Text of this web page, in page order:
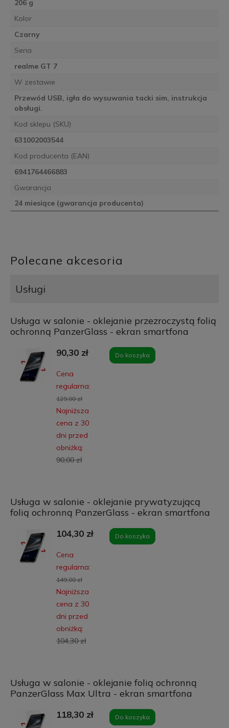
206 g
Kolor
Czarny
Seria
realme GT 7
W zestawie
Przewód USB, igła do wysuwania tacki sim, instrukcja
obsługi.
Kod sklepu (SKU)
631002003544
Kod producenta (EAN)
6941764466883
Gwarancja
24 miesiące (gwarancja producenta)
Polecane akcesoria
Usługi
Usługa w salonie - oklejanie przezroczystą folią
ochronną PanzerGlass - ekran smartfona
90,30 zł
Cena
regularna:
129,00 zł
Najniższa
cena z 30
dni przed
obniżką:
90,00 zł
Do koszyka
Usługa w salonie - oklejanie prywatyzującą
folią ochronną PanzerGlass - ekran smartfona
104,30 zł
Cena
regularna:
149,00 zł
Najniższa
cena z 30
dni przed
obniżką:
104,30 zł
Do koszyka
Usługa w salonie - oklejanie folią ochronną
PanzerGlass Max Ultra - ekran smartfona
118,30 zł Do koszyka